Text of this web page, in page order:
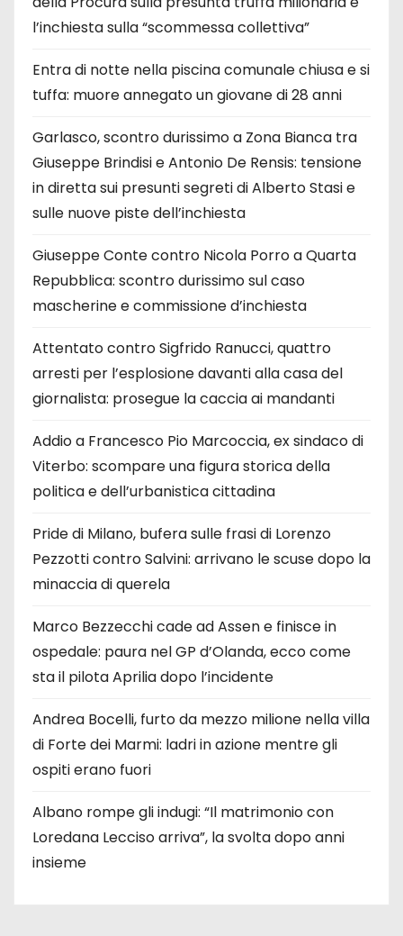
l’inchiesta sulla “scommessa collettiva”
Entra di notte nella piscina comunale chiusa e si
tuffa: muore annegato un giovane di 28 anni
Garlasco, scontro durissimo a Zona Bianca tra
Giuseppe Brindisi e Antonio De Rensis: tensione
in diretta sui presunti segreti di Alberto Stasi e
sulle nuove piste dell’inchiesta
Giuseppe Conte contro Nicola Porro a Quarta
Repubblica: scontro durissimo sul caso
mascherine e commissione d’inchiesta
Attentato contro Sigfrido Ranucci, quattro
arresti per l’esplosione davanti alla casa del
giornalista: prosegue la caccia ai mandanti
Addio a Francesco Pio Marcoccia, ex sindaco di
Viterbo: scompare una figura storica della
politica e dell’urbanistica cittadina
Pride di Milano, bufera sulle frasi di Lorenzo
Pezzotti contro Salvini: arrivano le scuse dopo la
minaccia di querela
Marco Bezzecchi cade ad Assen e finisce in
ospedale: paura nel GP d’Olanda, ecco come
sta il pilota Aprilia dopo l’incidente
Andrea Bocelli, furto da mezzo milione nella villa
di Forte dei Marmi: ladri in azione mentre gli
ospiti erano fuori
Albano rompe gli indugi: “Il matrimonio con
Loredana Lecciso arriva”, la svolta dopo anni
insieme